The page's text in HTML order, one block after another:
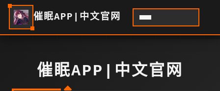
催眠APP|中文官网
催眠APP|中文官网